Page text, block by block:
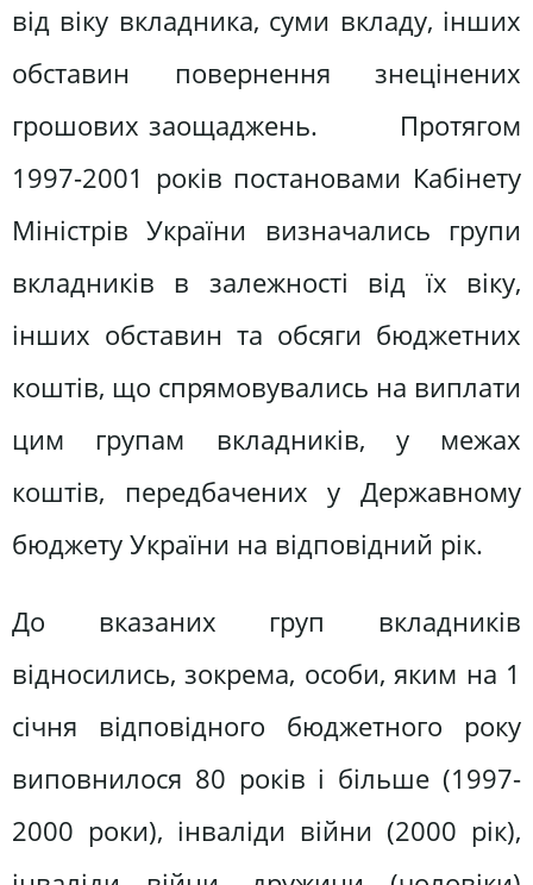
від віку вкладника, суми вкладу, інших
обставин повернення знецінених
грошових заощаджень. Протягом
1997-2001 років постановами Кабінету
Міністрів України визначались групи
вкладників в залежності від їх віку,
інших обставин та обсяги бюджетних
коштів, що спрямовувались на виплати
цим групам вкладників, у межах
коштів, передбачених у Державному
бюджету України на відповідний рік.
До вказаних груп вкладників
відносились, зокрема, особи, яким на 1
січня відповідного бюджетного року
виповнилося 80 років і більше (1997-
2000 роки), інваліди війни (2000 рік),